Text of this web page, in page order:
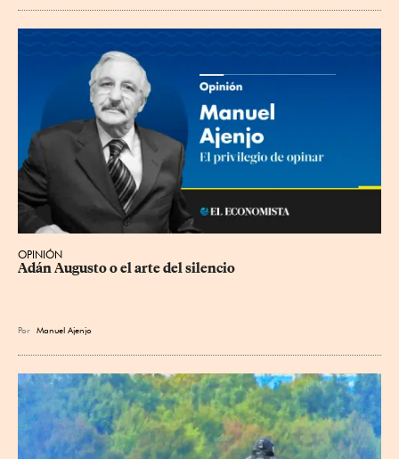
OPINIÓN
Adán Augusto o el arte del silencio
Por Manuel Ajenjo